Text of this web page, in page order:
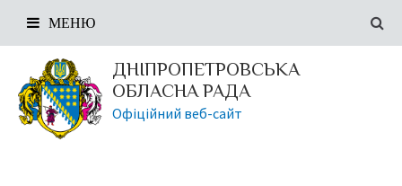
ДНІПРОПЕТРОВСЬКА
ОБЛАСНА РАДА
Офіційний веб-сайт
МЕНЮ